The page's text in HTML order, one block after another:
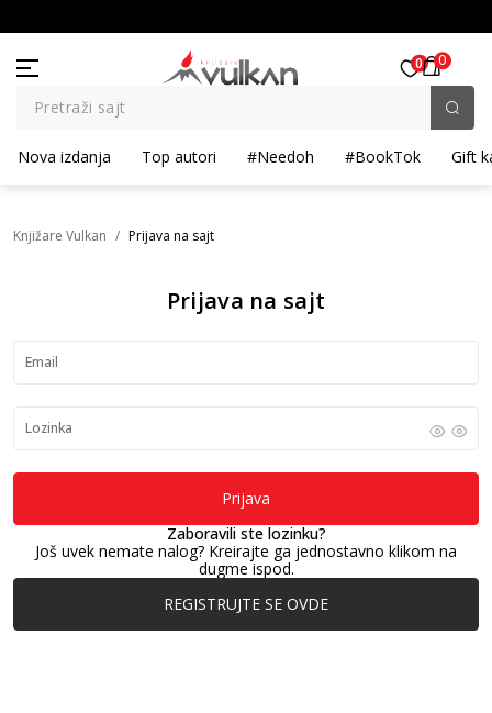
Pretraži sajt
0 0
Nova izdanja Top autori #Needoh #BookTok Gift
Knjižare Vulkan Prijava na sajt
Prijava na sajt
Email
Lozinka
Prijava
Zaboravili ste lozinku?
Još uvek nemate nalog? Kreirajte ga jednostavno klikom na
dugme ispod.
REGISTRUJTE SE OVDE